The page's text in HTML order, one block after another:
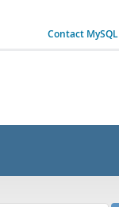
Contact MySQL